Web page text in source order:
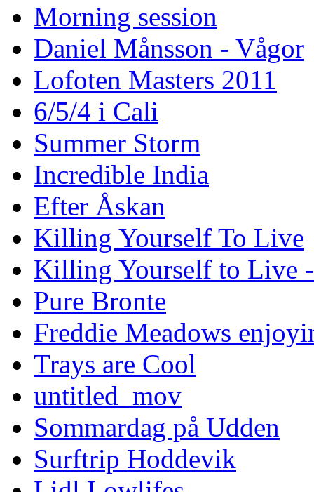
Morning session
Daniel Månsson - Vågor
Lofoten Masters 2011
6/5/4 i Cali
Summer Storm
Incredible India
Efter Åskan
Killing Yourself To Live
Killing Yourself to Live -
Pure Bronte
Freddie Meadows
Trays are Cool
untitled_mov
Sommardag på Udden
Surftrip Hoddevik